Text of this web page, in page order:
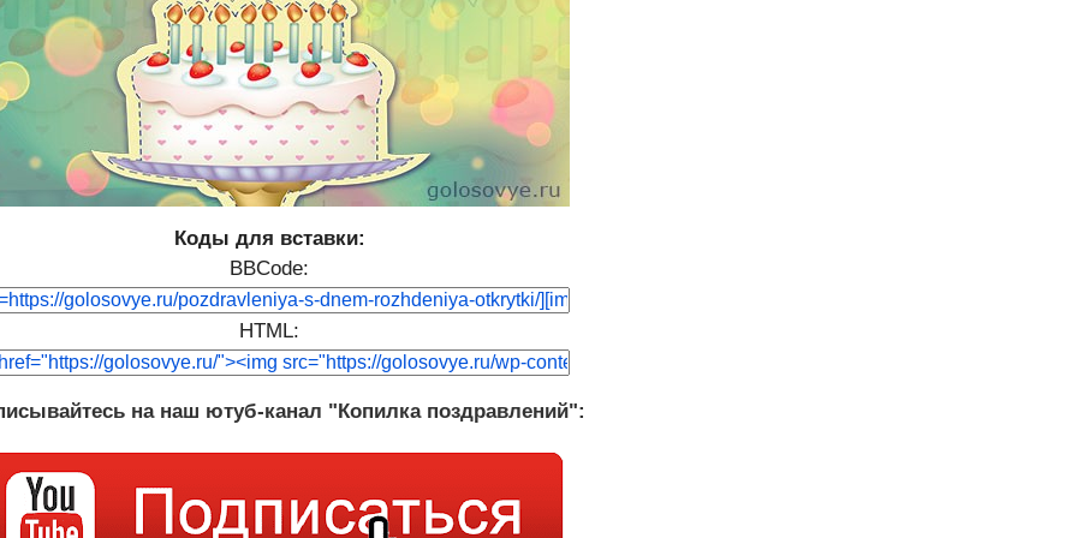
Коды для вставки:
BBCode:
HTML:
на наш ютуб-канал "Копилка поздравлений":